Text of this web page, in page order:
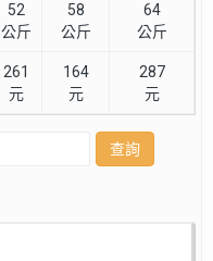
52
公斤
58
公斤
64
公斤
261
元
164
元
287
元
查詢